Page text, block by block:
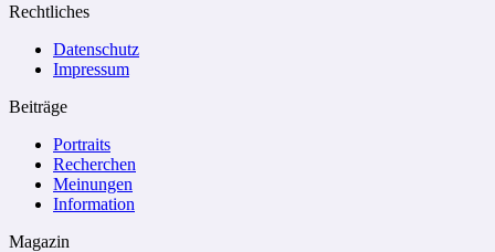
Rechtliches
Datenschutz
Impressum
Beiträge
Portraits
Recherchen
Meinungen
Information
Magazin